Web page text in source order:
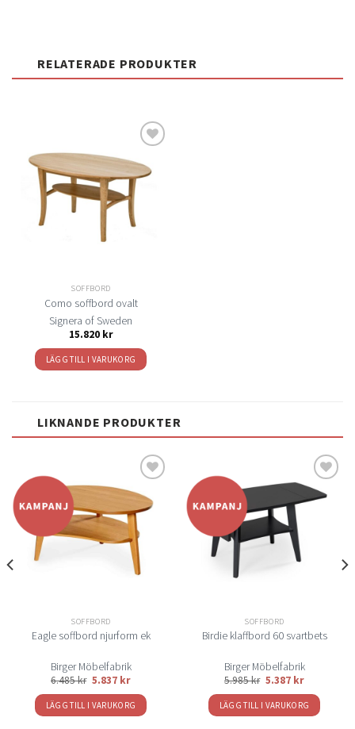
RELATERADE PRODUKTER
Lägg
till i
önskelistan
SOFFBORD
Como soffbord ovalt
Signera of Sweden
15.820 kr
LÄGG TILL I VARUKORG
LIKNANDE PRODUKTER
Lägg
till i
önskelistan
SOFFBORD
Eagle soffbord njurform ek
Birger Möbelfabrik
6.485kr 5.837 kr
LÄGG TILL I VARUKORG
önskelistan
SOFFBORD
Birdie klaffbord 60 svartbets
Birger Möbelfabrik
5.985kr 5.387 kr
LÄGG TILL I VARUKORG